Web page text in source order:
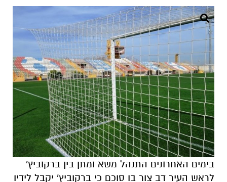
בימים האחרונים התנהל משא ומתן בין ברקוביץ'
לראש העיר דב צור בו סוכם כי ברקוביץ' יקבל לידיו